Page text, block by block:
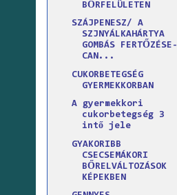
BŐRFELÜLETEN
SZÁJPENESZ/ A
SZJNYÁLKAHÁRTYA
GOMBÁS FERTŐZÉSE-
CAN...
CUKORBETEGSÉG
GYERMEKKORBAN
A gyermekkori
cukorbetegség 3
intő jele
GYAKORIBB
CSECSEMÁKORI
BŐRELVÁLTOZÁSOK
KÉPEKBEN